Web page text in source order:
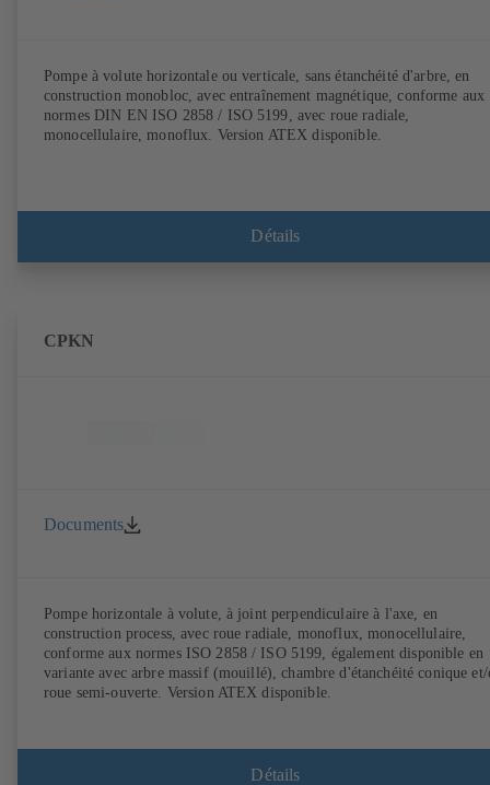
Pompe à volute horizontale ou verticale, sans étanchéité d'arbre, en
construction monobloc, avec entraînement magnétique, conforme aux
normes DIN EN ISO 2858 / ISO 5199, avec roue radiale,
monocellulaire, monoflux. Version ATEX disponible.
Détails
CPKN
Documents
Pompe horizontale à volute, à joint perpendiculaire à l'axe, en
construction process, avec roue radiale, monoflux, monocellulaire,
conforme aux normes ISO 2858 / ISO 5199, également disponible en
variante avec arbre massif (mouillé), chambre d'étanchéité conique et/
roue semi-ouverte. Version ATEX disponible.
Détails